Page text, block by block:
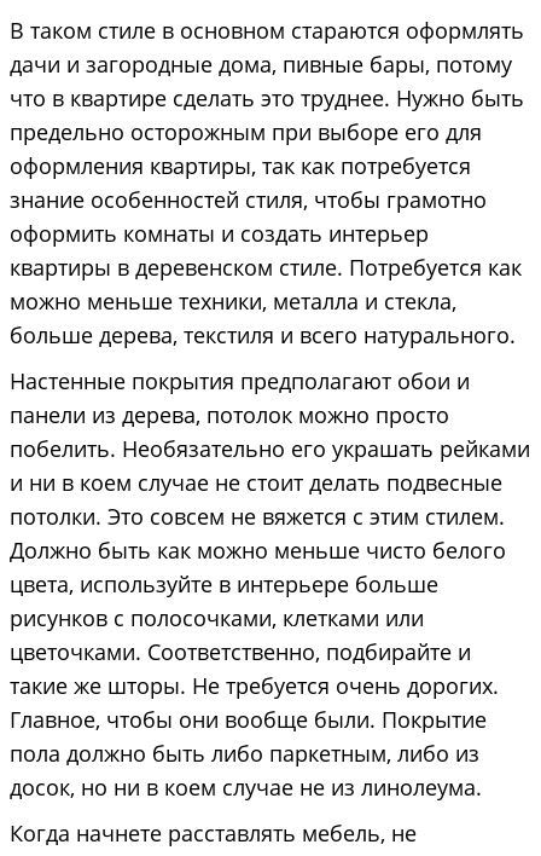
В таком стиле в основном стараются оформлять
дачи и загородные дома, пивные бары, потому
что в квартире сделать это труднее. Нужно быть
предельно осторожным при выборе его для
оформления квартиры, так как потребуется
знание особенностей стиля, чтобы грамотно
оформить комнаты и создать интерьер
квартиры в деревенском стиле. Потребуется как
можно меньше техники, металла и стекла,
больше дерева, текстиля и всего натурального.
Настенные покрытия предполагают обои и
панели из дерева, потолок можно просто
побелить. Необязательно его украшать рейками
и ни в коем случае не стоит делать подвесные
потолки. Это совсем не вяжется с этим стилем.
Должно быть как можно меньше чисто белого
цвета, используйте в интерьере больше
рисунков с полосочками, клетками или
цветочками. Соответственно, подбирайте и
такие же шторы. Не требуется очень дорогих.
Главное, чтобы они вообще были. Покрытие
пола должно быть либо паркетным, либо из
досок, но ни в коем случае не из линолеума.
Когда начнете расставлять мебель, не